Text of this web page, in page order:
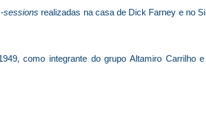
sessions realizadas na casa de Dick Farney e no
como integrante do grupo Altamiro Carrilho